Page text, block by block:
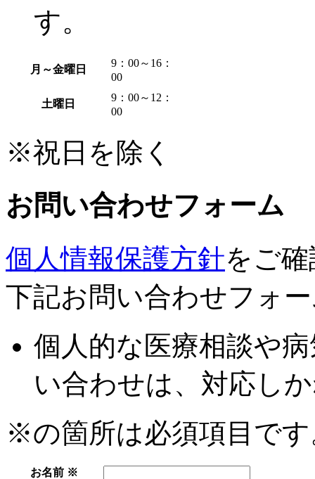
す。
月～金曜日
9：00～16：
00
土曜日
9：00～12：
00
※祝日を除く
お問い合わせフォーム
個人情報保護方針をご
下記お問い合わせフォ
個人的な医療相談や
い合わせは、対応し
※の箇所は必須項目で
お名前 ※